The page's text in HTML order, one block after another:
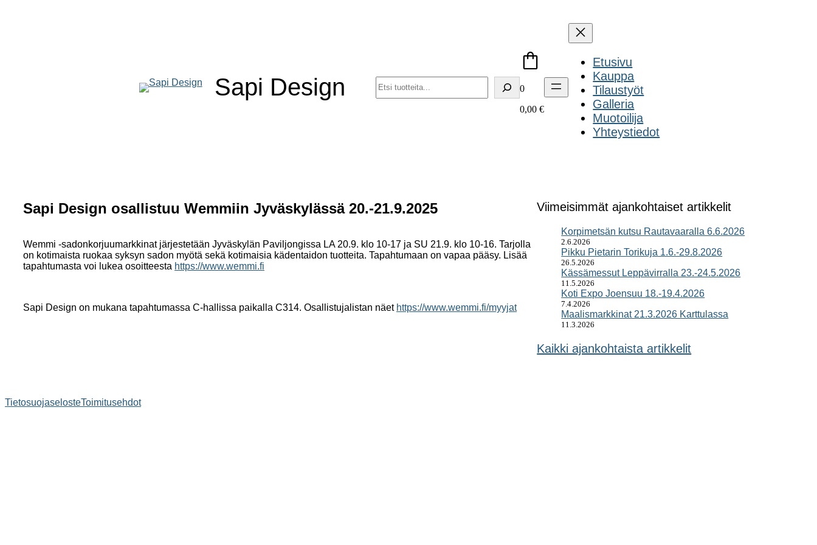
Sapi Design
0
0,00€
Etusivu
Kauppa
Tilaustyöt
Galleria
Muotoilija
Yhteystiedot
Sapi Design osallistuu Wemmiin Jyväskylässä 20.-21.9.2025
Wemmi -sadonkorjuumarkkinat järjestetään Jyväskylän Paviljongissa LA 20.9. klo 10-17 ja SU 21.9. klo 10-16. Tarjolla
on kotimaista ruokaa syksyn sadon myötä sekä kotimaisia kädentaidon tuotteita. Tapahtumaan on vapaa pääsy. Lisää
tapahtumasta voi lukea osoitteesta https://www.wemmi.fi
Sapi Design on mukana tapahtumassa C-hallissa paikalla C314. Osallistujalistan näet https://www.wemmi.fi/myyjat
Viimeisimmät ajankohtaiset artikkelit
Korpimetsän kutsu Rautavaaralla 6.6.2026
2.6.2026
Pikku Pietarin Torikuja 1.6.-29.8.2026
26.5.2026
Kässämessut Leppävirralla 23.-24.5.2026
11.5.2026
Koti Expo Joensuu 18.-19.4.2026
7.4.2026
Maalismarkkinat 21.3.2026 Karttulassa
11.3.2026
Kaikki ajankohtaista artikkelit
TietosuojaselosteToimitusehdot